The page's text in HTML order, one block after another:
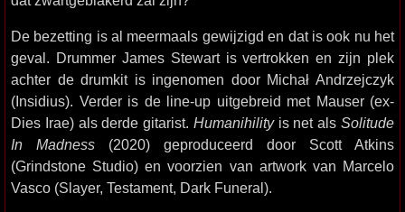
De bezetting is al meermaals gewijzigd en dat is ook nu het
geval. Drummer James Stewart is vertrokken en zijn plek
achter de drumkit is ingenomen door Michał Andrzejczyk
(Insidius). Verder is de line-up uitgebreid met Mauser (ex-
Dies Irae) als derde gitarist. Humanihilityis net alsSolitude
In Madness (2020) geproduceerd door Scott Atkins
(Grindstone Studio) en voorzien van artwork van Marcelo
Vasco (Slayer, Testament, Dark Funeral).